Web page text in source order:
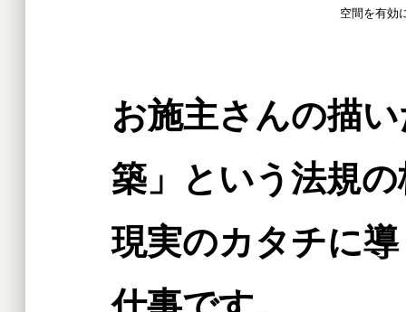
空間を有効
お施主さんの描
築」という法規
現実のカタチに